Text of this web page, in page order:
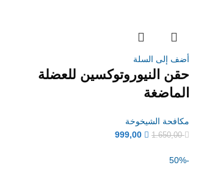
أضف إلى السلة
حقن النيوروتوكسين للعضلة
الماضغة
مكافحة الشيخوخة
1.650,00
999,00
-50%